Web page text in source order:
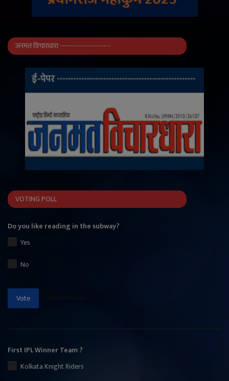
जनमत विचारधारा --------------------
VOTING POLL
Do you like reading in the subway?
Yes
No
Vote
First IPL Winner Team ?
Kolkata Knight Riders